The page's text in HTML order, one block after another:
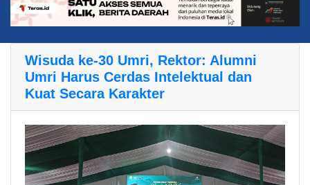
Wisuda ke-30 Umri, Rektor: Alumni
Umri Harus Cerdas Intelektual dan
Kuat Secara Karakter